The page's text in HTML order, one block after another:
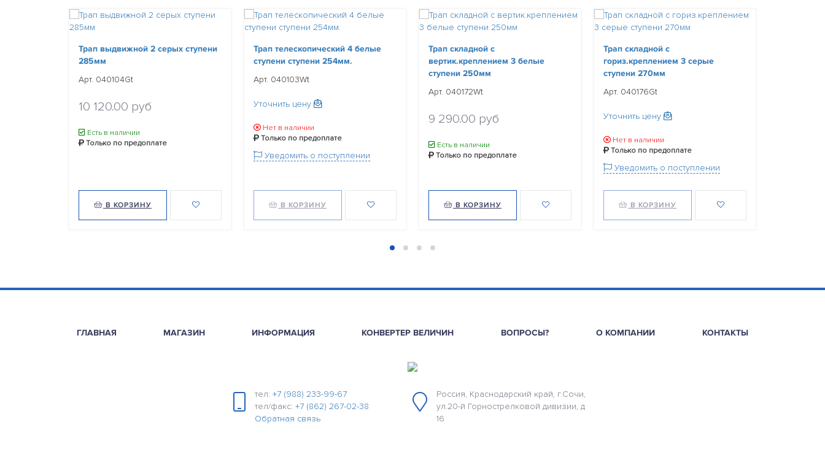
Трап выдвижной 2 серых ступени
285мм
Арт. 040104Gt
10 120.00 руб
Есть в наличии
Только по предоплате
В КОРЗИНУ
Трап телескопический 4 белые
ступени ступени 254мм.
Арт. 040103Wt
Уточнить цену
Нет в наличии
Только по предоплате
Уведомить о поступлении
В КОРЗИНУ
Трап складной с
вертик.креплением 3 белые
ступени 250мм
Арт. 040172Wt
9 290.00 руб
Есть в наличии
Только по предоплате
В КОРЗИНУ
Трап складной с
гориз.креплением 3 серые
ступени 270мм
Арт. 040176Gt
Уточнить цену
Нет в наличии
Только по предоплате
Уведомить о поступлении
В КОРЗИНУ
ГЛАВНАЯ МАГАЗИН ИНФОРМАЦИЯ КОНВЕРТЕР ВЕЛИЧИН ВОПРОСЫ? О КОМПАНИИ КОНТАКТЫ
тел: +7 (988) 233-99-67
тел/факс: +7 (862) 267-02-38
Обратная связь
Россия, Краснодарский край, г.Сочи,
ул.20-й Горнострелковой дивизии, д
16